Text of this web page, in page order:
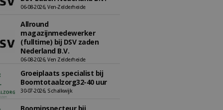
06-08-2026, Ven-Zelderheide
Allround
magazijnmedewerker
(fulltime) bij DSV zaden
Nederland B.V.
06-08-2026, Ven Zelderheide
Groeiplaats specialist bij
Boomtotaalzorg32-40 uur
30-07-2026, Schalkwijk